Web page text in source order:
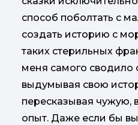
способ поболтать с
создать историю с
таких стерильных
меня самого сводило
выдумывая свою
пересказывая чужую,
опыт. Даже если бы вы